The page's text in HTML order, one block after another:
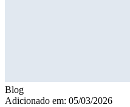
Blog
Adicionado em: 05/03/2026